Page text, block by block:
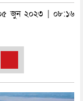
জুন ২০২৩ | ০৮:১৬